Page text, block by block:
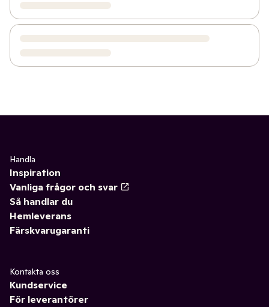
Handla
Inspiration
Vanliga frågor och svar
Så handlar du
Hemleverans
Färskvarugaranti
Kontakta oss
Kundservice
För leverantörer